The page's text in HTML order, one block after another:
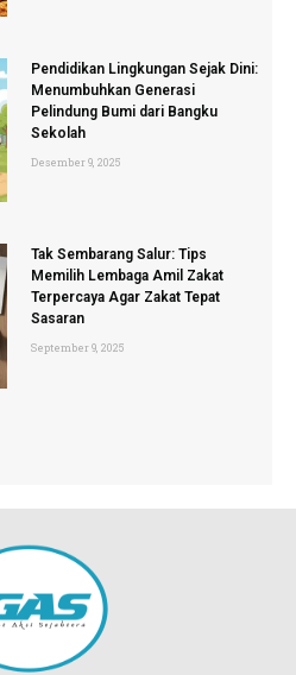
Pendidikan Lingkungan Sejak Dini:
Menumbuhkan Generasi
Pelindung Bumi dari Bangku
Sekolah
Desember 9, 2025
Tak Sembarang Salur: Tips
Memilih Lembaga Amil Zakat
Terpercaya Agar Zakat Tepat
Sasaran
September 9, 2025